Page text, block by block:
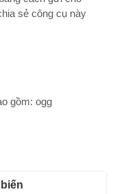
sẻ công cụ này
gồm: ogg